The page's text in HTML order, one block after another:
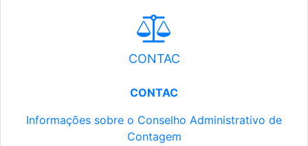
CONTAC
CONTAC
Informações sobre o Conselho Administrativo de
Contagem